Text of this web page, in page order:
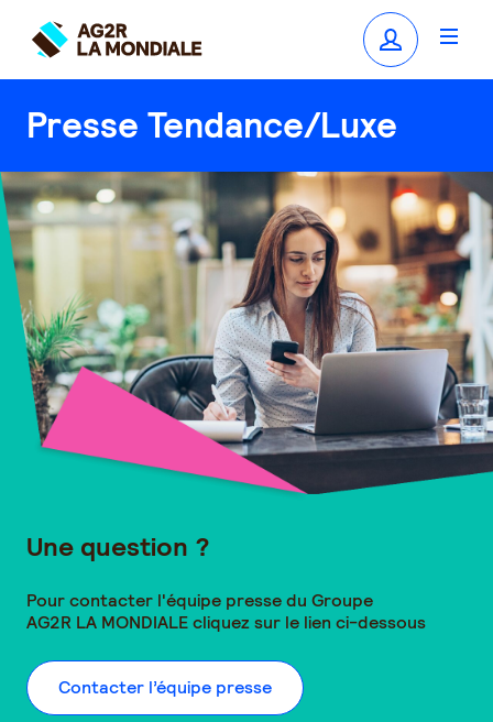
Presse Tendance/Luxe
Une question ?
Pour contacter l'équipe presse du Groupe
AG2R LA MONDIALEcliquez sur le lien ci-dessous
Contacter l’équipe presse